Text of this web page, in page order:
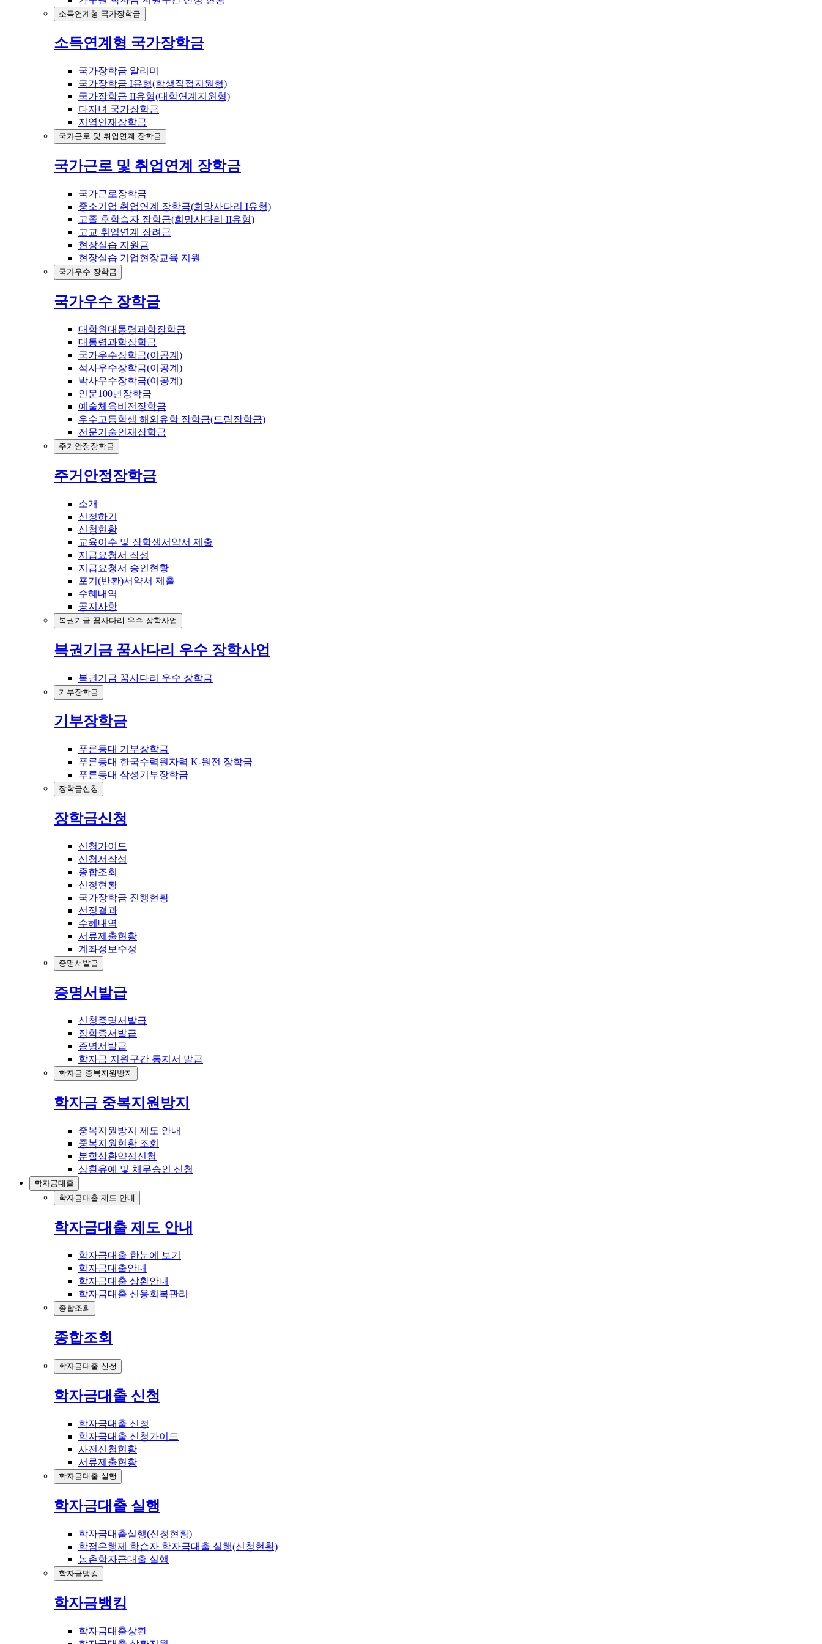
소득연계형 국가장학금
소득연계형 국가장학금
국가장학금 알리미
국가장학금 I유형(학생직접지원형)
국가장학금 II유형(대학연계지원형)
다자녀 국가장학금
지역인재장학금
국가근로 및 취업연계 장학금
국가근로 및 취업연계 장학금
국가근로장학금
중소기업 취업연계 장학금(희망사다리 I유형)
고졸 후학습자 장학금(희망사다리 II유형)
고교 취업연계 장려금
현장실습 지원금
현장실습 기업현장교육 지원
국가우수 장학금
국가우수 장학금
대학원대통령과학장학금
대통령과학장학금
국가우수장학금(이공계)
석사우수장학금(이공계)
박사우수장학금(이공계)
인문100년장학금
예술체육비전장학금
우수고등학생 해외유학 장학금(드림장학금)
전문기술인재장학금
주거안정장학금
주거안정장학금
소개
신청하기
신청현황
교육이수 및 장학생서약서 제출
지급요청서 작성
지급요청서 승인현황
포기(반환)서약서 제출
수혜내역
공지사항
복권기금 꿈사다리 우수 장학사업
복권기금 꿈사다리 우수 장학사업
복권기금 꿈사다리 우수 장학금
기부장학금
기부장학금
푸른등대 기부장학금
푸른등대 한국수력원자력 K-원전 장학금
푸른등대 삼성기부장학금
장학금신청
장학금신청
신청가이드
신청서작성
종합조회
신청현황
국가장학금 진행현황
선정결과
수혜내역
서류제출현황
계좌정보수정
증명서발급
증명서발급
신청증명서발급
장학증서발급
증명서발급
학자금 지원구간 통지서 발급
학자금 중복지원방지
학자금 중복지원방지
중복지원방지 제도 안내
중복지원현황 조회
분할상환약정신청
상환유예 및 채무승인 신청
학자금대출
학자금대출 제도 안내
학자금대출 제도 안내
학자금대출 한눈에 보기
학자금대출안내
학자금대출 상환안내
학자금대출 신용회복관리
종합조회
종합조회
학자금대출 신청
학자금대출 신청
학자금대출 신청
학자금대출 신청가이드
사전신청현황
서류제출현황
학자금대출 실행
학자금대출 실행
학자금대출실행(신청현황)
학점은행제 학습자 학자금대출 실행(신청현황)
농촌학자금대출 실행
학자금뱅킹
학자금뱅킹
학자금대출상환